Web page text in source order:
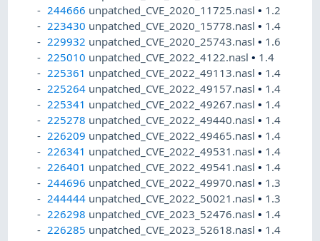
244666 unpatched_CVE_2020_11725.nasl• 1.2
223430 unpatched_CVE_2020_15778.nasl• 1.4
229932 unpatched_CVE_2020_25743.nasl• 1.6
225010 unpatched_CVE_2022_4122.nasl• 1.4
225361 unpatched_CVE_2022_49113.nasl• 1.4
225264 unpatched_CVE_2022_49157.nasl• 1.4
225341 unpatched_CVE_2022_49267.nasl• 1.4
225278 unpatched_CVE_2022_49440.nasl• 1.4
226209 unpatched_CVE_2022_49465.nasl• 1.4
226341 unpatched_CVE_2022_49531.nasl• 1.4
226401 unpatched_CVE_2022_49541.nasl• 1.4
244696 unpatched_CVE_2022_49970.nasl• 1.3
244444 unpatched_CVE_2022_50021.nasl• 1.3
226298 unpatched_CVE_2023_52476.nasl• 1.4
226285 unpatched_CVE_2023_52618.nasl• 1.4